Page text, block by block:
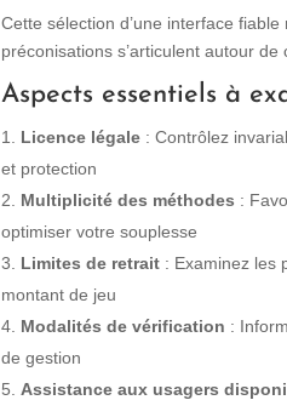
Cette sélection d’une interface
préconisations s’articulent autour
Aspects essentiels à
Licence légale : Contrôlez
et protection
Multiplicité des méthodes :
optimiser votre souplesse
Limites de retrait : Examinez les
montant de jeu
Modalités de vérification :
de gestion
Assistance aux usagers